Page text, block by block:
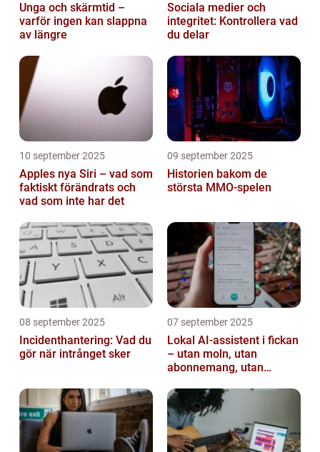
Unga och skärmtid –
varför ingen kan slappna
av längre
Sociala medier och
integritet: Kontrollera vad
du delar
10 september 2025
Apples nya Siri – vad som
faktiskt förändrats och
vad som inte har det
09 september 2025
Historien bakom de
största MMO-spelen
08 september 2025
Incidenthantering: Vad du
gör när intrånget sker
07 september 2025
Lokal AI-assistent i fickan
– utan moln, utan
abonnemang, utan